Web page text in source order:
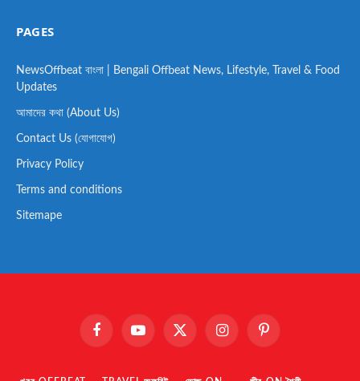
PAGES
NewsOffbeat বাংলা | Bengali Offbeat News, Lifestyle, Travel & Food
Updates
আমাদের কথা (About Us)
Contact Us (যোগাযোগ)
Privacy Policy
Terms and conditions
Sitemape
FacebookYouTube X
InstagramPinterest